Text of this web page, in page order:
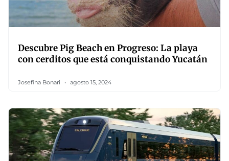
Descubre Pig Beach en Progreso: La playa
con cerditos que está conquistando Yucatán
Josefina Bonari agosto 15, 2024